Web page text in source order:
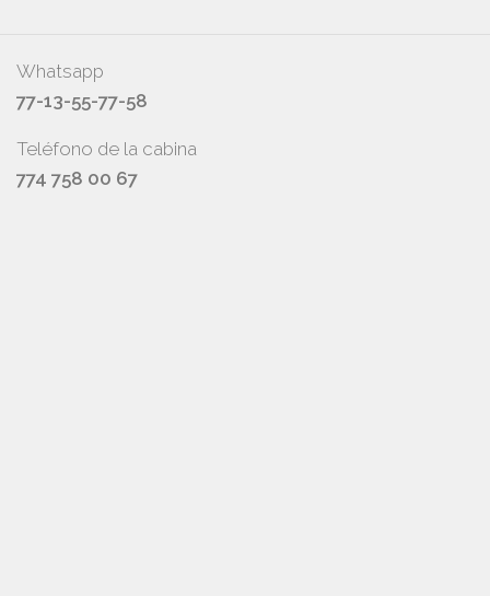
Whatsapp
77-13-55-77-58
Teléfono de la cabina
774 758 00 67